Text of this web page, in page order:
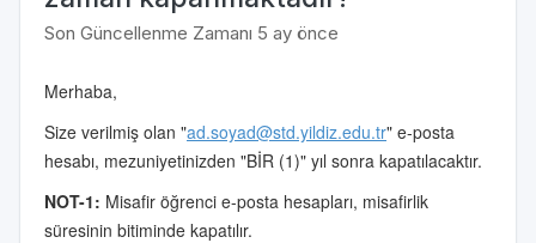
Son Güncellenme Zamanı 5 ay önce
Merhaba,
Size verilmiş olan "ad.soyad@std.yildiz.edu.tr" e-posta
hesabı, mezuniyetinizden "BİR (1)" yıl sonra kapatılacaktır.
NOT-1: Misafir öğrenci e-posta hesapları, misafirlik
süresinin bitiminde kapatılır.